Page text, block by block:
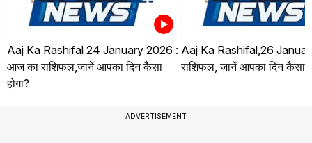
Aaj Ka Rashifal 24 January 2026 :
आज का राशिफल,जानें आपका दिन कैसा
होगा?
Aaj Ka Rashifal,26
राशिफल, जानें आपका दिन कैसा
ADVERTISEMENT